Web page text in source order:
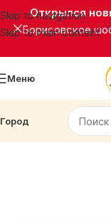
Skip to navigation
Skip to main content
Открылся
Борисовское
Меню
Город
Кухни